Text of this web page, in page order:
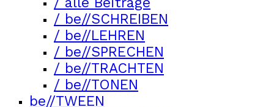
/ be//SCHREIBEN
/ be//LEHREN
/ be//SPRECHEN
/ be//TRACHTEN
/ be//TONEN
be//TWEEN